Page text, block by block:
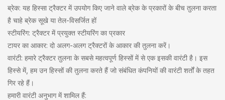
ब्रेक: यह हिस्सा ट्रैक्टर में उपयोग किए जाने वाले ब्रेक के प्रकारों के बीच तुलना करता
है चाहे ब्रेक सूखे या तेल-विसर्जित हों
स्टीयरिंग: ट्रैक्टर में प्रयुक्त स्टीयरिंग का प्रकार
टायर का आकार: दो अलग-अलग ट्रैक्टरों के आकार की तुलना करें।
वारंटी: हमारे ट्रैक्टर तुलना के सबसे महत्वपूर्ण हिस्सों में से एक इसकी वारंटी है। इस
हिस्से में, हम उन हिस्सों की तुलना करते हैं जो संबंधित कंपनियों की वारंटी शर्तों के तहत
गिर रहे हैं।
हमारी वारंटी अनुभाग में शामिल हैं: